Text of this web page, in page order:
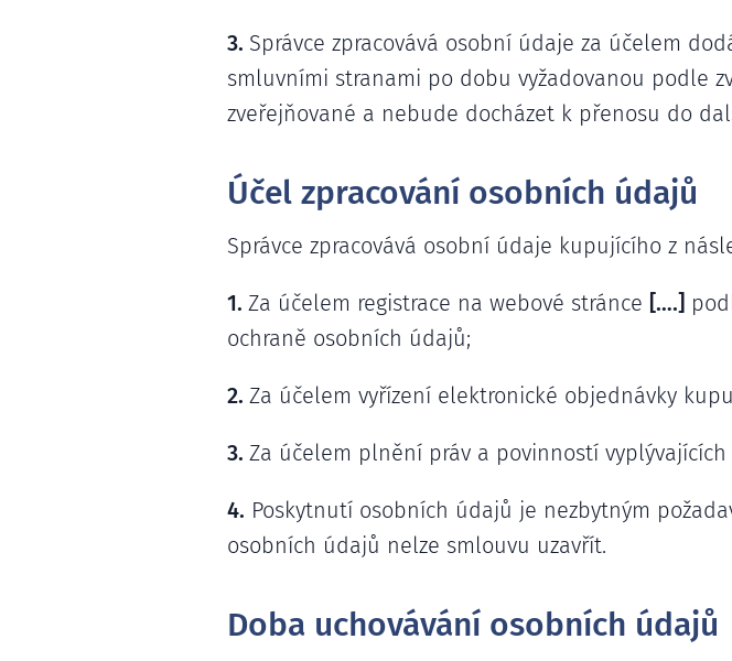
3. Správce zpracovává osobní údaje za účelem
smluvními stranami po dobu vyžadovanou podle
zveřejňované a nebude docházet k přenosu do
Účel zpracování osobních údajů
Správce zpracovává osobní údaje kupujícího z
1. Za účelem registrace na webové stránce [….]
ochraně osobních údajů;
2. Za účelem vyřízení elektronické objednávky
3. Za účelem plnění práv a povinností
4. Poskytnutí osobních údajů je nezbytným
osobních údajů nelze smlouvu uzavřít.
Doba uchovávání osobních údajů